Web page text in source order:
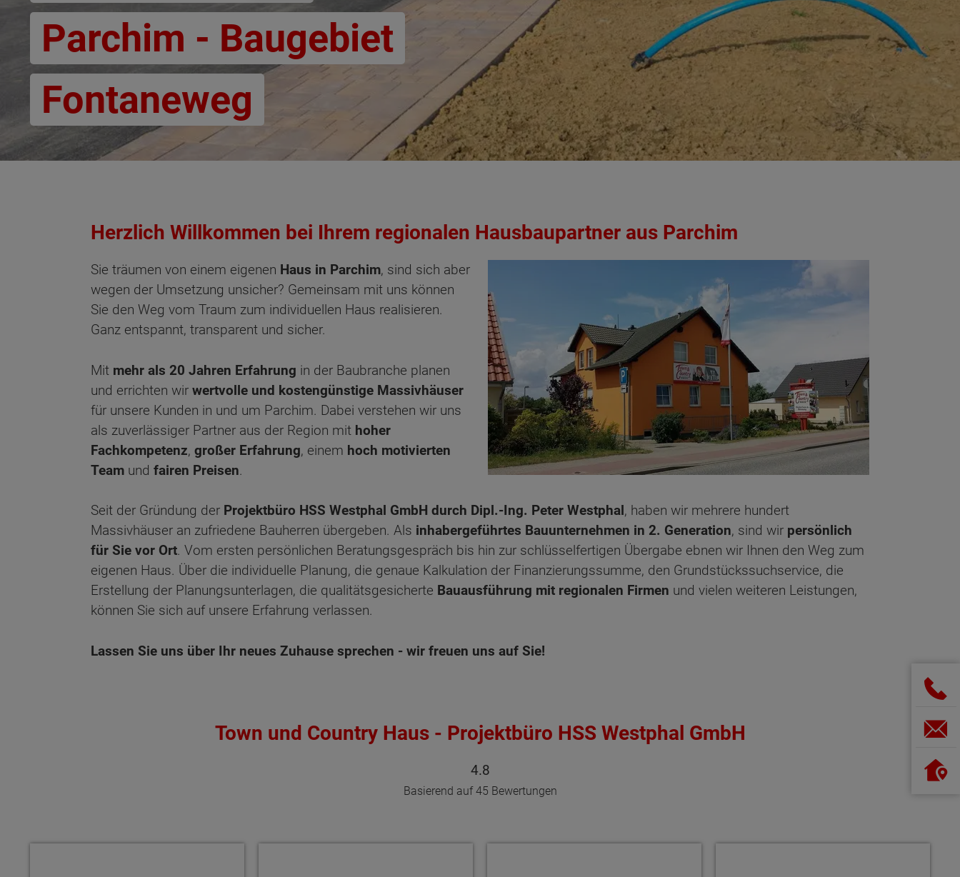
Parchim - Baugebiet
Fontaneweg
Herzlich Willkommen bei Ihrem regionalen Hausbaupartner aus Parchim
Sie träumen von einem eigenen Haus in Parchim, sind sich aber
wegen der Umsetzung unsicher? Gemeinsam mit uns können
Sie den Weg vom Traum zum individuellen Haus realisieren.
Ganz entspannt, transparent und sicher.
Mit mehr als 20 Jahren Erfahrung in der Baubranche planen
und errichten wir wertvolle und kostengünstige Massivhäuser
für unsere Kunden in und um Parchim. Dabei verstehen wir uns
als zuverlässiger Partner aus der Region mit hoher
Fachkompetenz, großer Erfahrung, einem hoch motivierten
Team und fairen Preisen.
Seit der Gründung der Projektbüro HSS Westphal GmbH durch Dipl.-Ing. Peter Westphal, haben wir mehrere hundert
Massivhäuser an zufriedene Bauherren übergeben. Als inhabergeführtes Bauunternehmen in 2. Generation, sind wir persönlich
für Sie vor Ort. Vom ersten persönlichen Beratungsgespräch bis hin zur schlüsselfertigen Übergabe ebnen wir Ihnen den Weg zum
eigenen Haus. Über die individuelle Planung, die genaue Kalkulation der Finanzierungssumme, den Grundstückssuchservice, die
Erstellung der Planungsunterlagen, die qualitätsgesicherte Bauausführung mit regionalen Firmen und vielen weiteren Leistungen,
können Sie sich auf unsere Erfahrung verlassen.
Lassen Sie uns über Ihr neues Zuhause sprechen - wir freuen uns auf Sie!
Town und Country Haus - Projektbüro HSS Westphal GmbH
4.8
Basierend auf 45 Bewertungen